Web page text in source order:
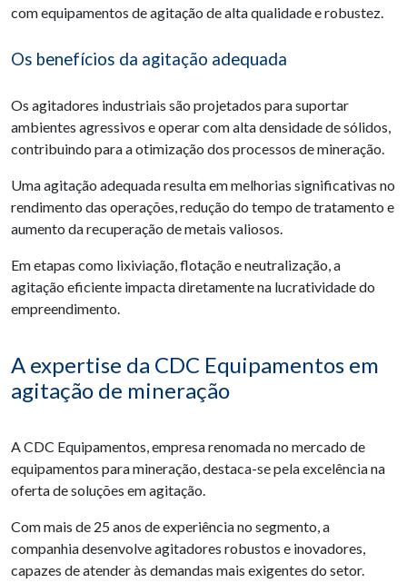
com equipamentos de agitação de alta qualidade e robustez.
Os benefícios da agitação adequada
Os agitadores industriais são projetados para suportar
ambientes agressivos e operar com alta densidade de sólidos,
contribuindo para a otimização dos processos de mineração.
Uma agitação adequada resulta em melhorias significativas no
rendimento das operações, redução do tempo de tratamento e
aumento da recuperação de metais valiosos.
Em etapas como lixiviação, flotação e neutralização, a
agitação eficiente impacta diretamente na lucratividade do
empreendimento.
A expertise da CDC Equipamentos em
agitação de mineração
A CDC Equipamentos, empresa renomada no mercado de
equipamentos para mineração, destaca-se pela excelência na
oferta de soluções em agitação.
Com mais de 25 anos de experiência no segmento, a
companhia desenvolve agitadores robustos e inovadores,
capazes de atender às demandas mais exigentes do setor.